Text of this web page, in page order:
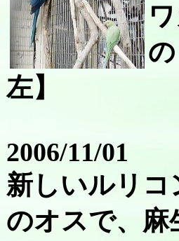
左】
2006/11/01
新しいルリコ
のオスで、麻